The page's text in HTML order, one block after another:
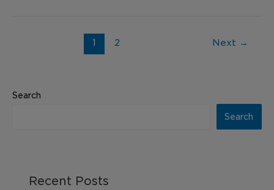
1 2 Next →
Search
Search
Recent Posts